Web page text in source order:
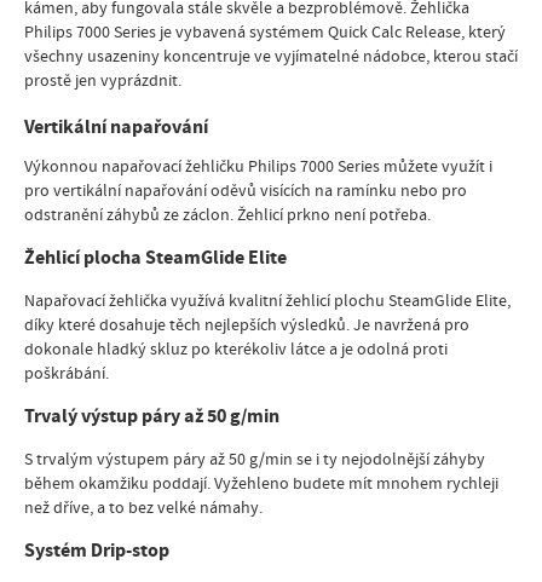
kámen, aby fungovala stále skvěle a bezproblémově. Žehlička
Philips 7000 Series je vybavená systémem Quick Calc Release, který
všechny usazeniny koncentruje ve vyjímatelné nádobce, kterou stačí
prostě jen vyprázdnit.
Vertikální napařování
Výkonnou napařovací žehličku Philips 7000 Series můžete využít i
pro vertikální napařování oděvů visících na ramínku nebo pro
odstranění záhybů ze záclon. Žehlicí prkno není potřeba.
Žehlicí plocha SteamGlide Elite
Napařovací žehlička využívá kvalitní žehlicí plochu SteamGlide Elite,
díky které dosahuje těch nejlepších výsledků. Je navržená pro
dokonale hladký skluz po kterékoliv látce a je odolná proti
poškrábání.
Trvalý výstup páry až 50 g/min
S trvalým výstupem páry až 50 g/min se i ty nejodolnější záhyby
během okamžiku poddají. Vyžehleno budete mít mnohem rychleji
než dříve, a to bez velké námahy.
Systém Drip-stop